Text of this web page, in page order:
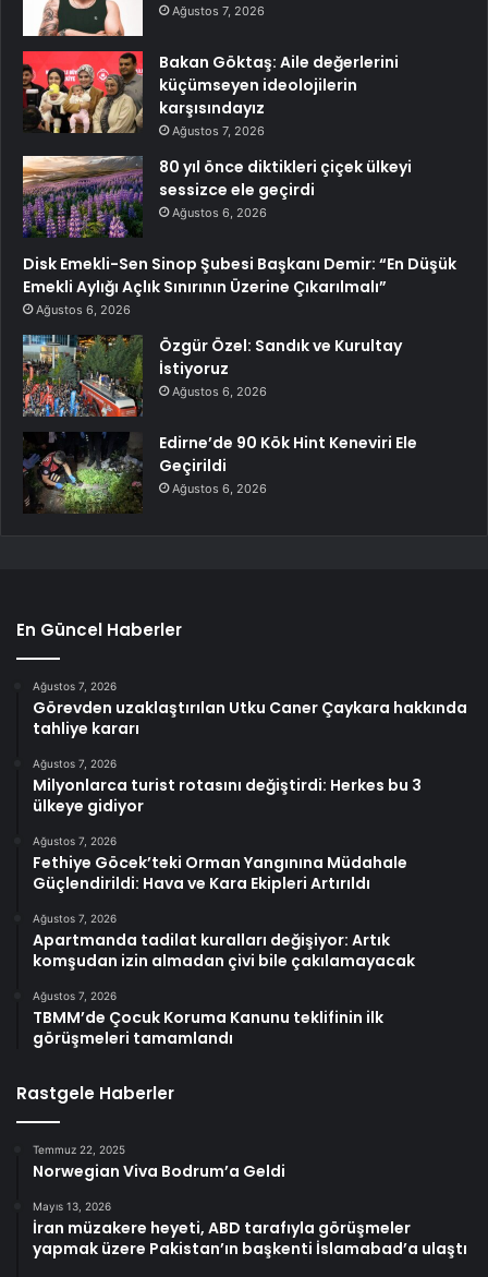
Ağustos 7, 2026
Bakan Göktaş: Aile değerlerini
küçümseyen ideolojilerin
karşısındayız
Ağustos 7, 2026
80 yıl önce diktikleri çiçek ülkeyi
sessizce ele geçirdi
Ağustos 6, 2026
Disk Emekli-Sen Sinop Şubesi Başkanı Demir: “En Düşük
Emekli Aylığı Açlık Sınırının Üzerine Çıkarılmalı”
Ağustos 6, 2026
Özgür Özel: Sandık ve Kurultay
İstiyoruz
Ağustos 6, 2026
Edirne’de 90 Kök Hint Keneviri Ele
Geçirildi
Ağustos 6, 2026
En Güncel Haberler
Ağustos 7, 2026
Görevden uzaklaştırılan Utku Caner Çaykara hakkında
tahliye kararı
Ağustos 7, 2026
Milyonlarca turist rotasını değiştirdi: Herkes bu 3
ülkeye gidiyor
Ağustos 7, 2026
Fethiye Göcek’teki Orman Yangınına Müdahale
Güçlendirildi: Hava ve Kara Ekipleri Artırıldı
Ağustos 7, 2026
Apartmanda tadilat kuralları değişiyor: Artık
komşudan izin almadan çivi bile çakılamayacak
Ağustos 7, 2026
TBMM’de Çocuk Koruma Kanunu teklifinin ilk
görüşmeleri tamamlandı
Rastgele Haberler
Temmuz 22, 2025
Norwegian Viva Bodrum’a Geldi
Mayıs 13, 2026
İran müzakere heyeti, ABD tarafıyla görüşmeler
yapmak üzere Pakistan’ın başkenti İslamabad’a ulaştı